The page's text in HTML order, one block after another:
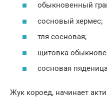
обыкновенный
сосновый хермес;
тля сосновая;
щитовка
сосновая
Жук короед, начинает